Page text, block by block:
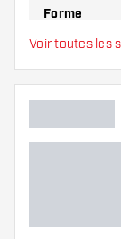
Forme
Voir toutes les